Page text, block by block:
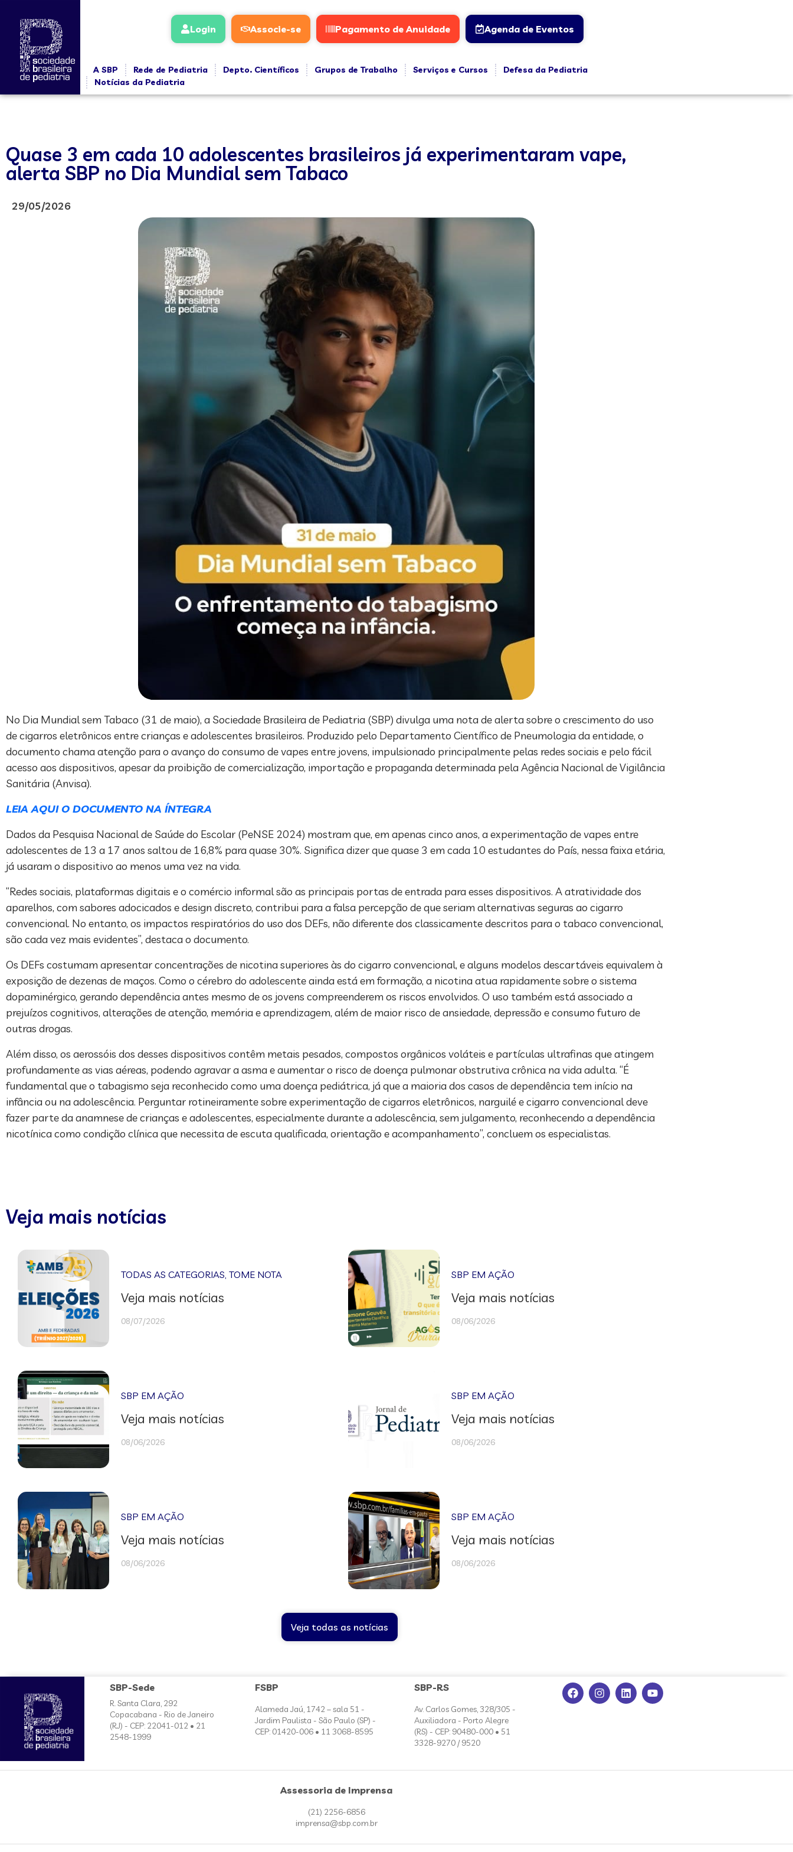
Login Associe-se Pagamento de Anuidade Agenda de Eventos
A SBP Rede de Pediatria Depto. Científicos Grupos de Trabalho Serviços e Cursos
Defesa da Pediatria
Notícias da Pediatria
Quase 3 em cada 10 adolescentes brasileiros já experimentaram vape,
alerta SBP no Dia Mundial sem Tabaco
29/05/2026
No Dia Mundial sem Tabaco (31 de maio), a Sociedade Brasileira de Pediatria (SBP) divulga uma nota de alerta sobre o crescimento do uso
de cigarros eletrônicos entre crianças e adolescentes brasileiros. Produzido pelo Departamento Científico de Pneumologia da entidade, o
documento chama atenção para o avanço do consumo de vapes entre jovens, impulsionado principalmente pelas redes sociais e pelo fácil
acesso aos dispositivos, apesar da proibição de comercialização, importação e propaganda determinada pela Agência Nacional de Vigilância
Sanitária (Anvisa).
LEIA AQUI O DOCUMENTO NA ÍNTEGRA
Dados da Pesquisa Nacional de Saúde do Escolar (PeNSE 2024) mostram que, em apenas cinco anos, a experimentação de vapes entre
adolescentes de 13 a 17 anos saltou de 16,8% para quase 30%. Significa dizer que quase 3 em cada 10 estudantes do País, nessa faixa etária,
já usaram o dispositivo ao menos uma vez na vida.
“Redes sociais, plataformas digitais e o comércio informal são as principais portas de entrada para esses dispositivos. A atratividade dos
aparelhos, com sabores adocicados e design discreto, contribui para a falsa percepção de que seriam alternativas seguras ao cigarro
convencional. No entanto, os impactos respiratórios do uso dos DEFs, não diferente dos classicamente descritos para o tabaco convencional,
são cada vez mais evidentes”, destaca o documento.
Os DEFs costumam apresentar concentrações de nicotina superiores às do cigarro convencional, e alguns modelos descartáveis equivalem à
exposição de dezenas de maços. Como o cérebro do adolescente ainda está em formação, a nicotina atua rapidamente sobre o sistema
dopaminérgico, gerando dependência antes mesmo de os jovens compreenderem os riscos envolvidos. O uso também está associado a
prejuízos cognitivos, alterações de atenção, memória e aprendizagem, além de maior risco de ansiedade, depressão e consumo futuro de
outras drogas.
Além disso, os aerossóis dos desses dispositivos contêm metais pesados, compostos orgânicos voláteis e partículas ultrafinas que atingem
profundamente as vias aéreas, podendo agravar a asma e aumentar o risco de doença pulmonar obstrutiva crônica na vida adulta. “É
fundamental que o tabagismo seja reconhecido como uma doença pediátrica, já que a maioria dos casos de dependência tem início na
infância ou na adolescência. Perguntar rotineiramente sobre experimentação de cigarros eletrônicos, narguilé e cigarro convencional deve
fazer parte da anamnese de crianças e adolescentes, especialmente durante a adolescência, sem julgamento, reconhecendo a dependência
nicotínica como condição clínica que necessita de escuta qualificada, orientação e acompanhamento”, concluem os especialistas.
Veja mais notícias
TODAS AS CATEGORIAS,TOME NOTA
Veja mais notícias
08/07/2026
SBP EM AÇÃO
Veja mais notícias
08/06/2026
SBP EM AÇÃO
Veja mais notícias
08/06/2026
SBP EM AÇÃO
Veja mais notícias
08/06/2026
SBP EM AÇÃO
Veja mais notícias
08/06/2026
SBP EM AÇÃO
Veja mais notícias
08/06/2026
Veja todas as notícias
SBP-Sede
R. Santa Clara, 292
Copacabana - Rio de Janeiro
(RJ) - CEP: 22041-012 • 21
2548-1999
FSBP
Alameda Jaú, 1742 – sala 51 -
Jardim Paulista - São Paulo (SP) -
CEP: 01420-006 • 11 3068-8595
SBP-RS
Av. Carlos Gomes, 328/305 -
Auxiliadora - Porto Alegre
(RS) - CEP: 90480-000 • 51
3328-9270 / 9520
Assessoria de Imprensa
(21) 2256-6856
imprensa@sbp.com.br